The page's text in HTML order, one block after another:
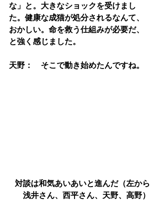
な」と。大きなショックを受けまし
た。健康な成猫が処分されるなんて、
おかしい。命を救う仕組みが必要だ、
と強く感じました。
天野：　そこで動き始めたんですね。
対談は和気あいあいと進んだ（左から
浅井さん、西平さん、天野、高野）